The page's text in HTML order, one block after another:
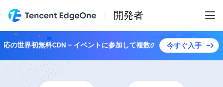
開発者
界初無料CDN – イベントに参加して複数のプランを解除しよう！
今すぐ入手